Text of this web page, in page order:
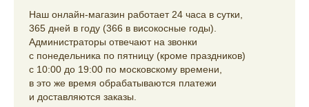
Наш онлайн-магазин работает 24 часа в сутки,
365 дней в году (366 в високосные годы).
Администраторы отвечают на звонки
с понедельника по пятницу (кроме праздников)
с 10:00 до 19:00 по московскому времени,
в это же время обрабатываются платежи
и доставляются заказы.